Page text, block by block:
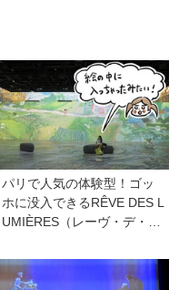
パリで人気の体験型！ゴッ
ホに没入できるRÊVE DES L
UMIÈRES（レーヴ・デ・リ
どもと一緒に大満喫してき
ました！【ゆる〜く楽しむ